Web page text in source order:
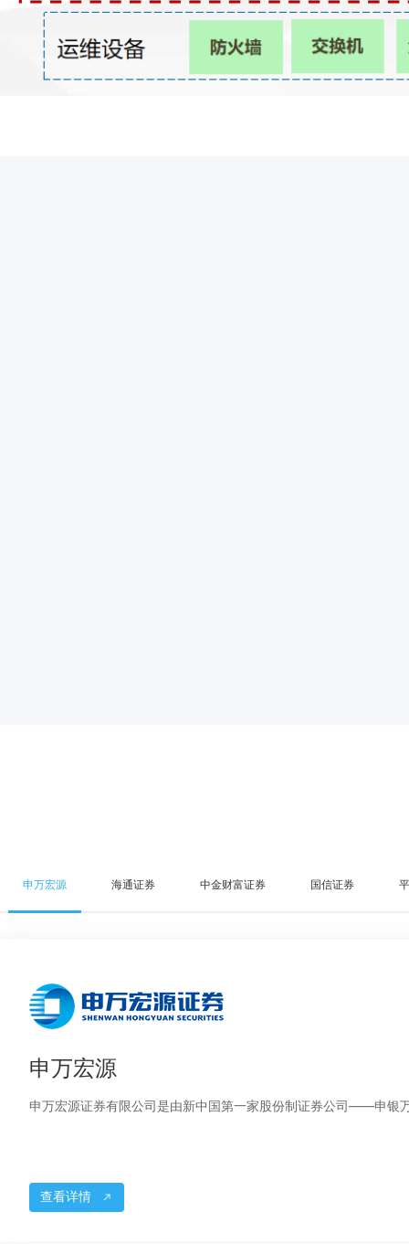
申万宏源 海通证券 中金财富证券 国信证券
申万宏源
申万宏源证券有限公司是由新中国第一家股份制证券公司——申银
查看详情